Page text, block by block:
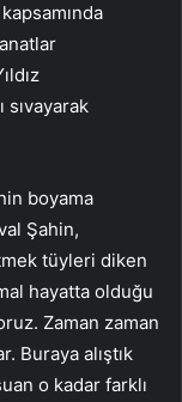
boyama
Şahin,
tüyleri diken
hayatta olduğu
Zaman zaman
Buraya alıştık
o kadar farklı